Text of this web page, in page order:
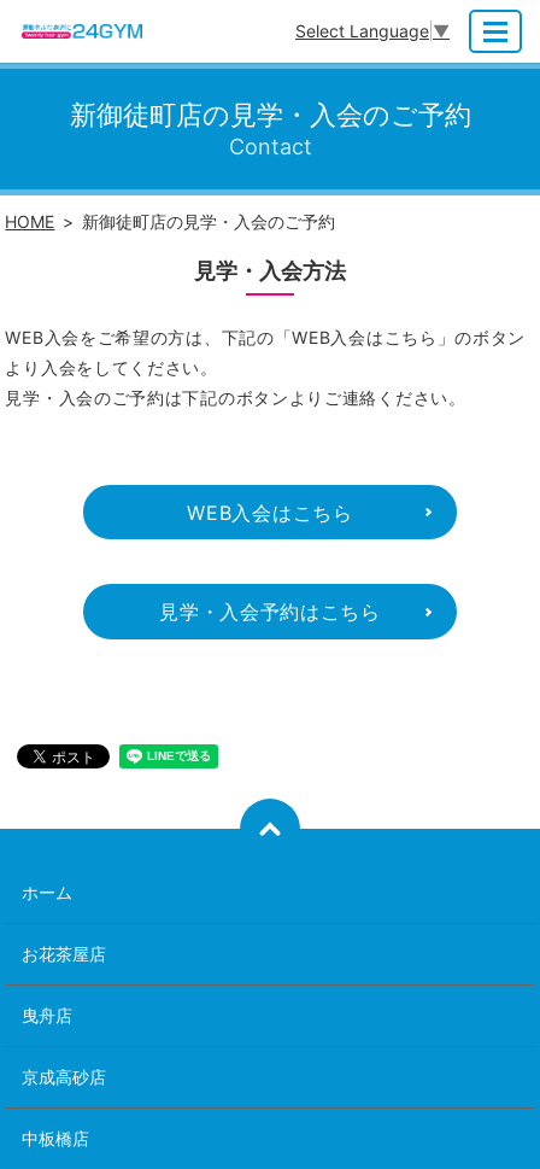
Select Language ▼
MENU
新御徒町店の見学・入会のご予約
Contact
HOME 新御徒町店の見学・入会のご予約
見学・入会方法
WEB入会をご希望の方は、下記の「WEB入会はこちら」のボタン
より入会をしてください。
見学・入会のご予約は下記のボタンよりご連絡ください。
WEB入会はこちら
見学・入会予約はこちら
ホーム
お花茶屋店
曳舟店
京成高砂店
中板橋店